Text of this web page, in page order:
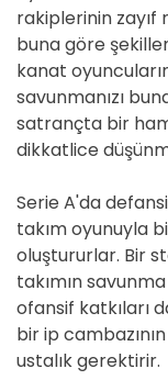
rakiplerinin zayıf
buna göre
kanat
savunmanızı
satrançta bir
dikkatlice
Serie A'da
takım oyunuyla
oluştururlar. Bir
takımın
ofansif katkıları
bir ip
ustalık gerektirir.